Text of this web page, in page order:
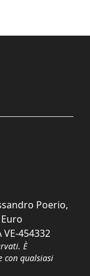
Poerio,
VE-454332
È
con qualsiasi